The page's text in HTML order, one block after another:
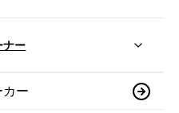
ナー
カー